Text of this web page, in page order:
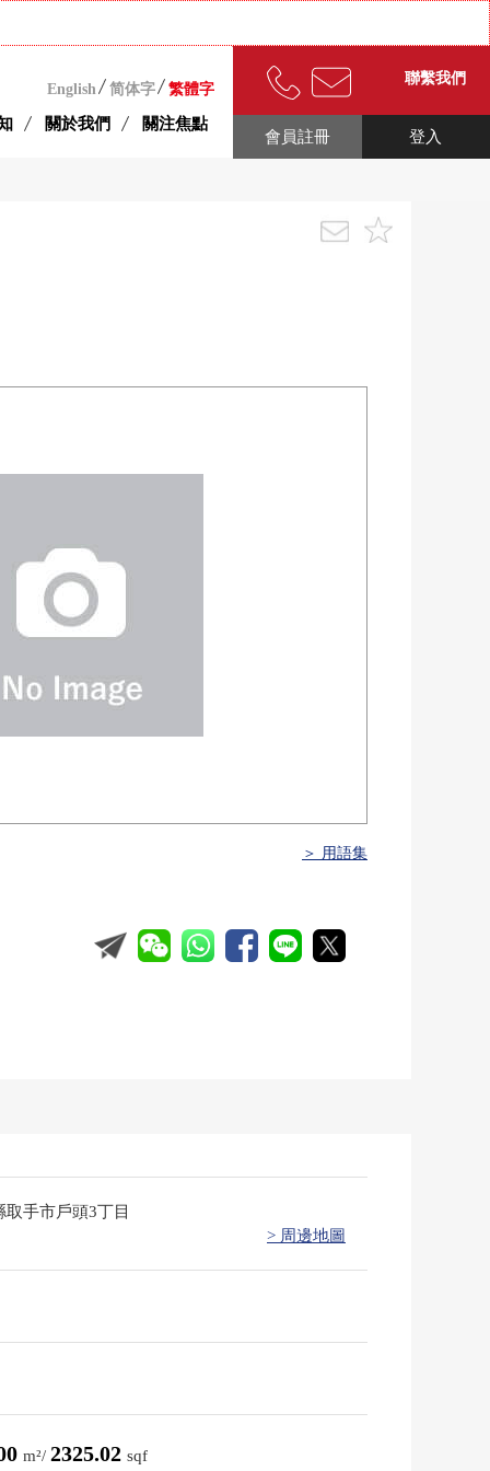
English 简体字 繁體字
關於我們 關注焦點
聯繫我們
登入
會員註冊
＞ 用語集
取手市戶頭3丁目
> 周邊地圖
m²/ 2325.02 sqf